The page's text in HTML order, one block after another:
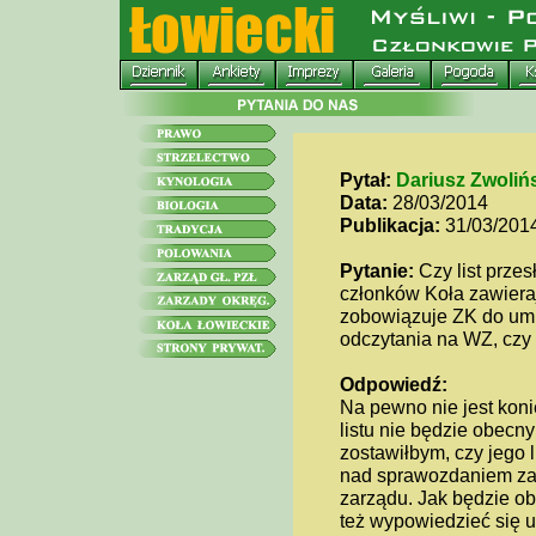
Pytał: Dariusz
Data: 28/03/2014
Publikacja: 31/03/
Pytanie: Czy list
członków Koła
zobowiązuje ZK do
odczytania na WZ,
Odpowiedź:
Na pewno nie jest
listu nie będzie
zostawiłbym, czy jego
nad sprawozdaniem
zarządu. Jak będzie
też wypowiedzieć się